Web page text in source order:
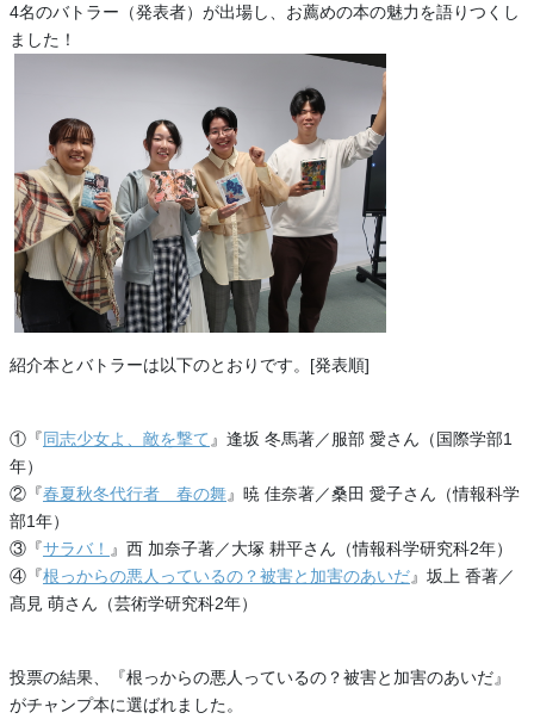
サイトマップENGLISH Guide
学内規定集等
広島市立大学古本募金
よくある質問
4名のバトラー（発表者）が出場し、お薦めの本の魅力を語りつくし
ました！
紹介本とバトラーは以下のとおりです。[発表順]
①『同志少女よ、敵を撃て 』逢坂 冬馬著／服部 愛さん（国際学部1
年）
②『春夏秋冬代行者 春の舞』暁 佳奈著／桑田 愛子さん（情報科学
部1年）
③『サラバ！ 』西 加奈子著／大塚 耕平さん（情報科学研究科2年）
④『根っからの悪人っているの？被害と加害のあいだ』坂上 香著／
髙見 萌さん（芸術学研究科2年）
投票の結果、『根っからの悪人っているの？被害と加害のあいだ』
がチャンプ本に選ばれました。